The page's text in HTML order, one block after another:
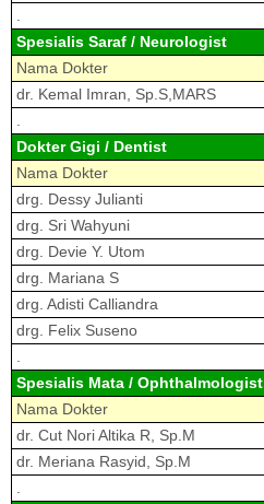
.
Spesialis Saraf / Neurologist
Nama Dokter
dr. Kemal Imran, Sp.S,MARS
.
Dokter Gigi / Dentist
Nama Dokter
drg. Dessy Julianti
drg. Sri Wahyuni
drg. Devie Y. Utom
drg. Mariana S
drg. Adisti Calliandra
drg. Felix Suseno
.
Spesialis Mata / Ophthalmologist
Nama Dokter
dr. Cut Nori Altika R, Sp.M
dr. Meriana Rasyid, Sp.M
.